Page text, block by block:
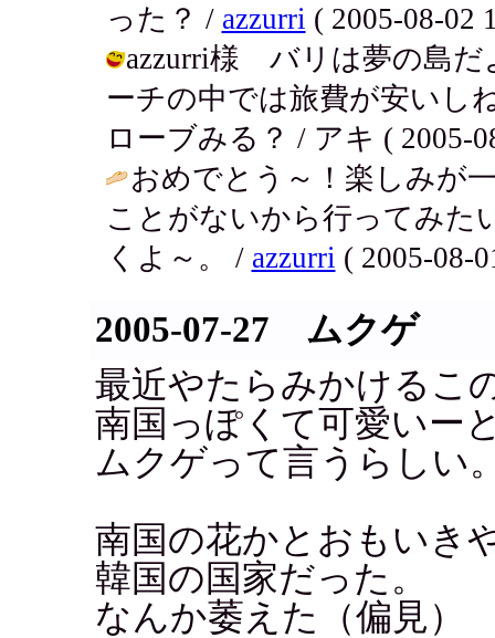
った？ / azzurri ( 2005-08-02
azzurri様 バリは夢の島だ
ーチの中では旅費が安いし
ローブみる？ / アキ ( 2005-
おめでとう～！楽しみが
ことがないから行ってみた
くよ～。 / azzurri ( 2005-08-
2005-07-27 ムクゲ
最近やたらみかけるこ
南国っぽくて可愛いー
ムクゲって言うらしい
南国の花かとおもいき
韓国の国家だった。
なんか萎えた（偏見）